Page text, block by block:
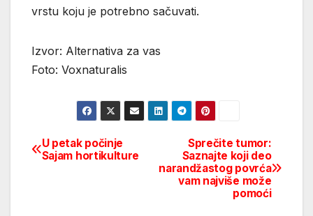
vrstu koju je potrebno sačuvati.
Izvor: Alternativa za vas
Foto: Voxnaturalis
Post
Sprečite tumor:
Saznajte koji deo
narandžastog povrća
vam najviše može
pomoći
U petak počinje
Sajam hortikulture